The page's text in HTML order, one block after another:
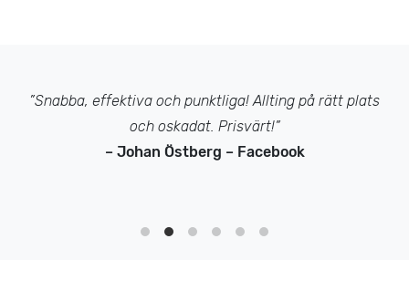
”Snabba, effektiva och punktliga! Allting på rätt plats
och oskadat. Prisvärt!”
– Johan Östberg – Facebook